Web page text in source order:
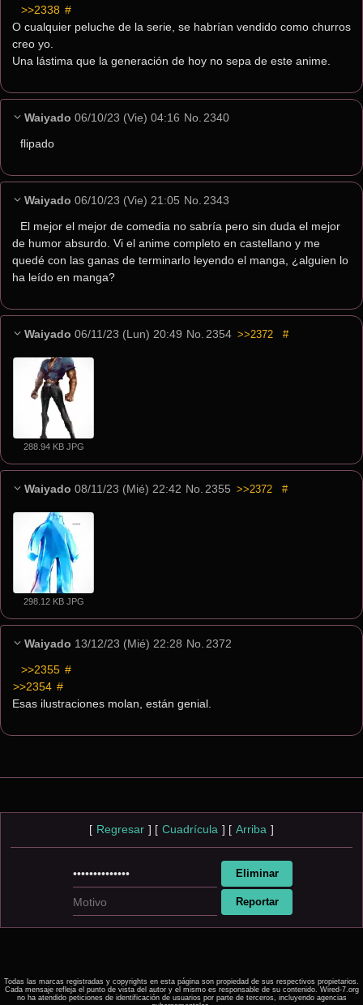
>>2338 #
O cualquier peluche de la serie, se habrían vendido como churros
creo yo.
Una lástima que la generación de hoy no sepa de este anime.
Waiyado 06/10/23 (Vie) 04:16 No. 2340
flipado
Waiyado 06/10/23 (Vie) 21:05 No. 2343
El mejor el mejor de comedia no sabría pero sin duda el mejor
de humor absurdo. Vi el anime completo en castellano y me
quedé con las ganas de terminarlo leyendo el manga, ¿alguien lo
ha leído en manga?
Waiyado 06/11/23 (Lun) 20:49 No. 2354 >>2372 #
288.94 KB JPG
Waiyado 08/11/23 (Mié) 22:42 No. 2355 >>2372 #
298.12 KB JPG
Waiyado 13/12/23 (Mié) 22:28 No. 2372
>>2355 #
>>2354 #
Esas ilustraciones molan, están genial.
[ Regresar ] [ Cuadrícula ] [ Arriba ]
Todas las marcas registradas y copyrights en esta página son propiedad de sus respectivos propietarios.
Cada mensaje refleja el punto de vista del autor y el mismo es responsable de su contenido. Wired-7.org
no ha atendido peticiones de identificación de usuarios por parte de terceros, incluyendo agencias